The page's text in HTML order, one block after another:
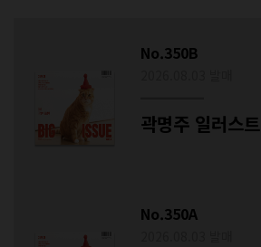
No.350B
곽명주 일러스트
No.350A